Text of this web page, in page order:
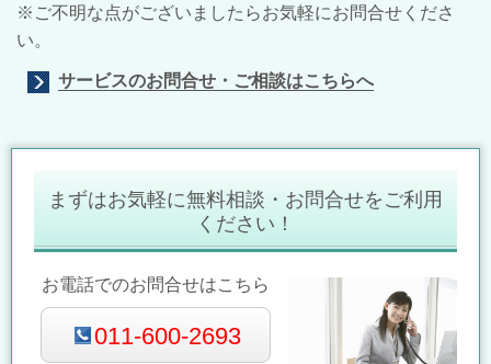
※ご不明な点がございましたらお気軽にお問合せくださ
い。
サービスのお問合せ・ご相談はこちらへ
まずはお気軽に無料相談・お問合せをご利用
ください！
お電話でのお問合せはこちら
011-600-2693